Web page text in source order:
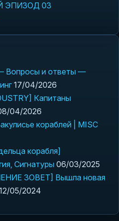
ЭПИЗОД 03
Вопросы и ответы —
17/04/2026
Капитаны
04/2026
кораблей | MISC
корабля]
Сигнатуры 06/03/2025
ЗОВЕТ] Вышла новая
05/2024